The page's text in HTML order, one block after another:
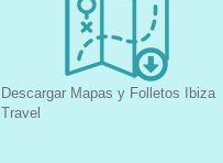
Descargar Mapas y Folletos Ibiza
Travel